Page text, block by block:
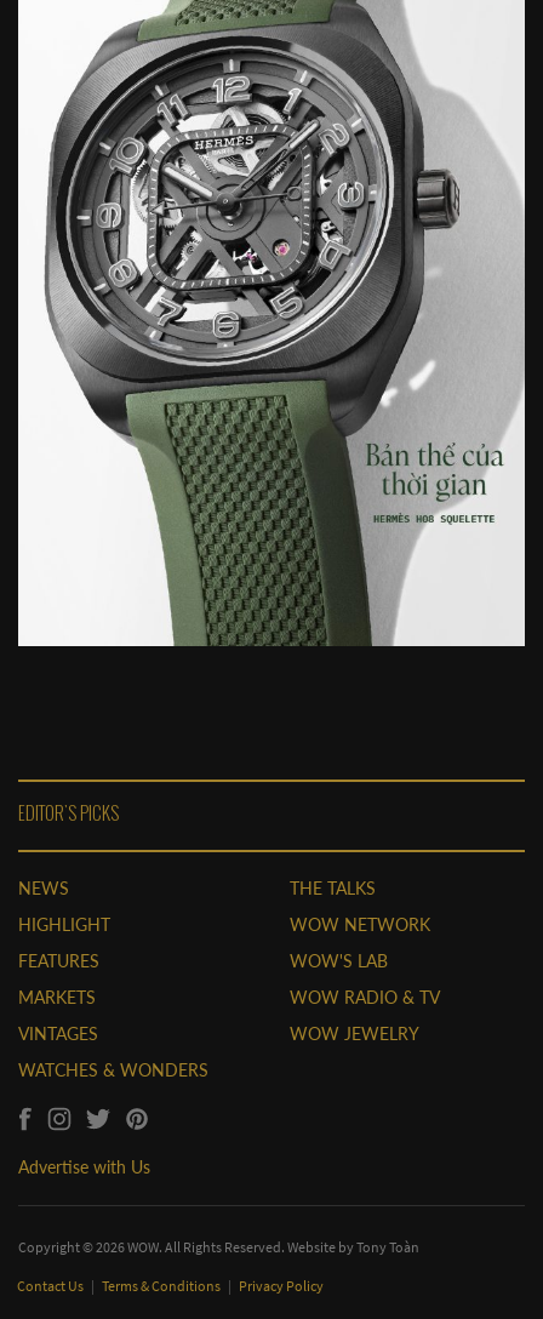
EDITOR'S PICKS
NEWS
HIGHLIGHT
FEATURES
MARKETS
VINTAGES
WATCHES & WONDERS
THE TALKS
WOW NETWORK
WOW'S LAB
WOW RADIO & TV
WOW JEWELRY
Advertise with Us
Copyright © 2026 WOW. All Rights Reserved. Website byTony Toàn
Contact Us | Terms & Conditions | Privacy Policy